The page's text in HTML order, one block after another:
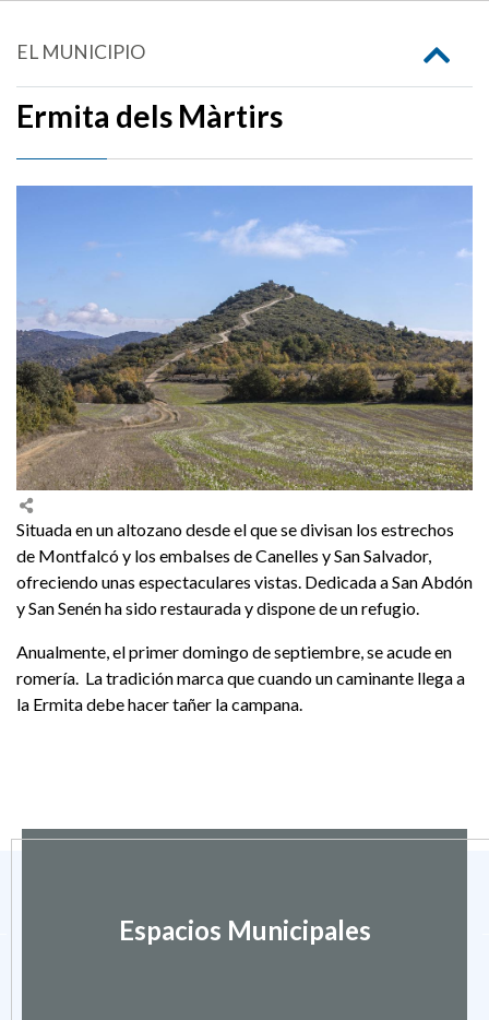
EL MUNICIPIO
Ermita dels Màrtirs
Situada en un altozano desde el que se divisan los estrechos
de Montfalcó y los embalses de Canelles y San Salvador,
ofreciendo unas espectaculares vistas. Dedicada a San Abdón
y San Senén ha sido restaurada y dispone de un refugio.
Anualmente, el primer domingo de septiembre, se acude en
romería. La tradición marca que cuando un caminante llega a
la Ermita debe hacer tañer la campana.
Espacios Municipales